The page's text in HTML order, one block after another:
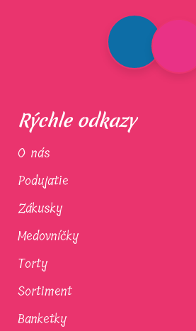
Rýchle odkazy
O nás
Podujatie
Zákusky
Medovníčky
Torty
Sortiment
Banketky